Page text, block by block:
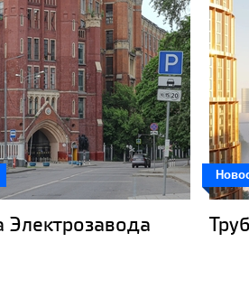
Электрозавода